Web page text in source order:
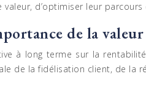
d’optimiser leur parcours
de la
à long terme sur la
de la fidélisation client, de la